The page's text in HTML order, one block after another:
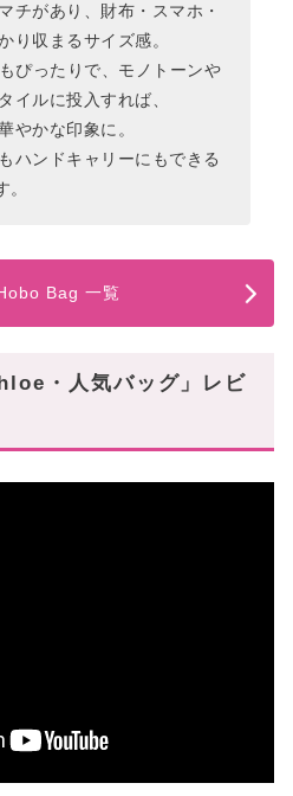
チがあり、財布・スマホ・
り収まるサイズ感。
ぴったりで、モノトーンや
イルに投入すれば、
やかな印象に。
ハンドキャリーにもできる
。
Bag 一覧
・人気バッグ」レビ